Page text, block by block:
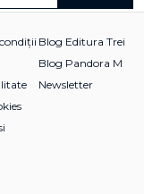
Blog Editura Trei
Blog Pandora M
Newsletter